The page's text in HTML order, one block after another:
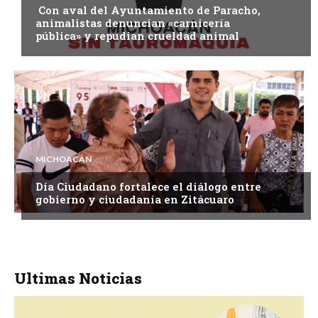
Con aval del Ayuntamiento de Paracho,
animalistas denuncian «carnicería
pública» y repudian crueldad animal
MICHOACÁN
Día Ciudadano fortalece el diálogo entre
gobierno y ciudadanía en Zitácuaro
Ultimas Noticias